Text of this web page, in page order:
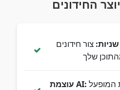
צור חידונים
עוצמת AI: